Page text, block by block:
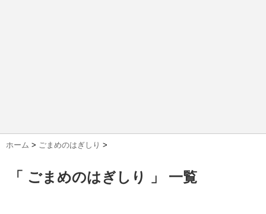
ホーム > ごまめのはぎしり >
「 ごまめのはぎしり 」 一覧